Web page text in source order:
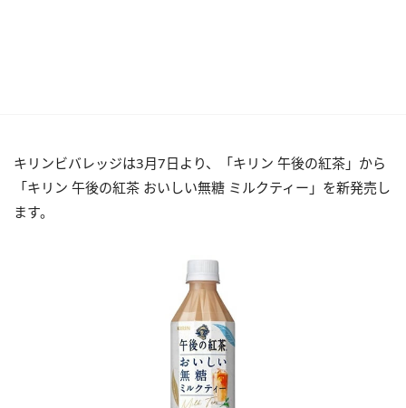
キリンビバレッジは3月7日より、「キリン 午後の紅茶」から
「キリン 午後の紅茶 おいしい無糖 ミルクティー」を新発売し
ます。